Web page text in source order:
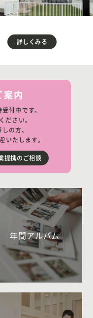
詳しくみる
案内
付中です。
ださい。
の方、
いたします。
提携のご相談
年間アルバム